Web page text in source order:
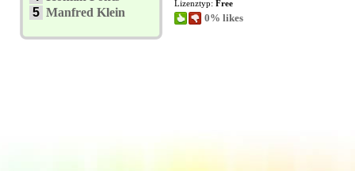
5 Manfred Klein
Lizenztyp: Free
0% likes